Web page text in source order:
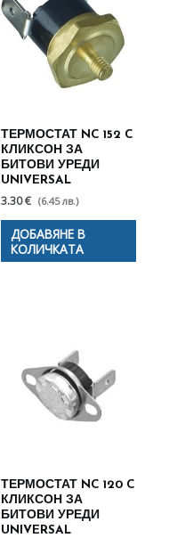
ТЕРМОСТАТ NC 152 C
КЛИКСОН ЗА
БИТОВИ УРЕДИ
UNIVERSAL
3.30 € (6.45 лв.)
ДОБАВЯНЕ В
КОЛИЧКАТА
ТЕРМОСТАТ NC 120 C
КЛИКСОН ЗА
БИТОВИ УРЕДИ
UNIVERSAL